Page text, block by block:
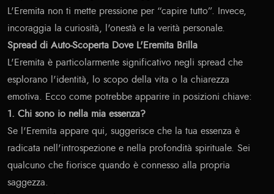
L'Eremita non ti mette pressione per “capire tutto”. Invece,
incoraggia la curiosità, l'onestà e la verità personale.
Spread di Auto-Scoperta Dove L'Eremita Brilla
L'Eremita è particolarmente significativo negli spread che
esplorano l'identità, lo scopo della vita o la chiarezza
emotiva. Ecco come potrebbe apparire in posizioni chiave:
1. Chi sono io nella mia essenza?
Se l'Eremita appare qui, suggerisce che la tua essenza è
radicata nell'introspezione e nella profondità spirituale. Sei
qualcuno che fiorisce quando è connesso alla propria
saggezza.